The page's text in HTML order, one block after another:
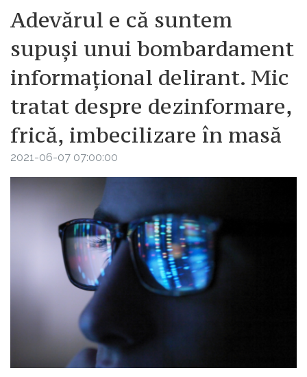
Adevărul e că suntem
supuși unui bombardament
informațional delirant. Mic
tratat despre dezinformare,
frică, imbecilizare în masă
2021-06-07 07:00:00